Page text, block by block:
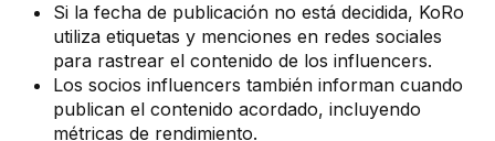
Si la fecha de publicación no está decidida, KoRo
utiliza etiquetas y menciones en redes sociales
para rastrear el contenido de los influencers.
Los socios influencers también informan cuando
publican el contenido acordado, incluyendo
métricas de rendimiento.